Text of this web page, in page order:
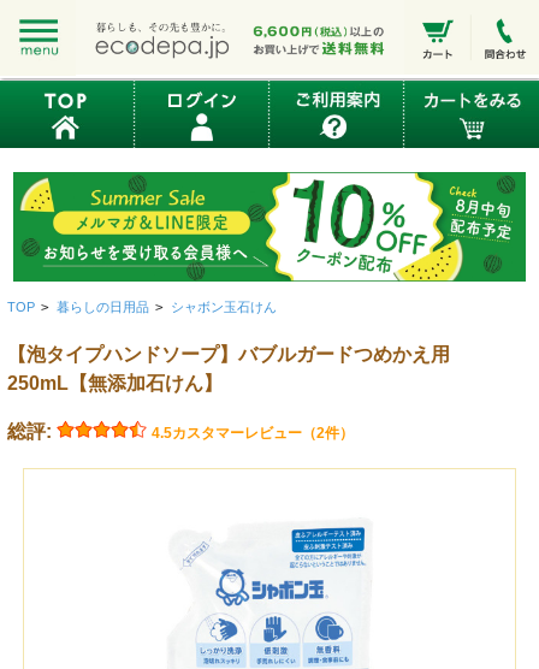
TOP > 暮らしの日用品 > シャボン玉石けん
【泡タイプハンドソープ】バブルガードつめかえ用
250mL【無添加石けん】
総評: 4.5カスタマーレビュー（2件）